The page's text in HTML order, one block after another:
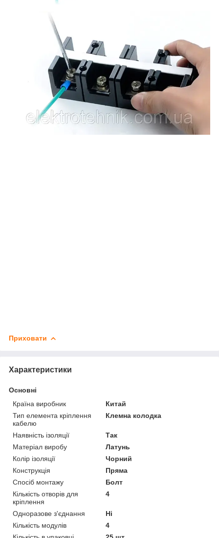
Приховати
Характеристики
Основні
Країна виробник
Китай
Тип елемента кріплення
кабелю
Клемна колодка
Наявність ізоляції
Так
Матеріал виробу
Латунь
Колір ізоляції
Чорний
Конструкція
Пряма
Спосіб монтажу
Болт
Кількість отворів для
кріплення
4
Одноразове з'єднання
Ні
Кількість модулів
4